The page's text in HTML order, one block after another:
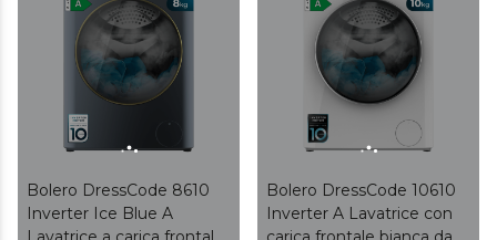
Cestello.
Clean.
Bolero DressCode 8610
Inverter Ice Blue A
Bolero DressCode 10610
Inverter A Lavatrice con